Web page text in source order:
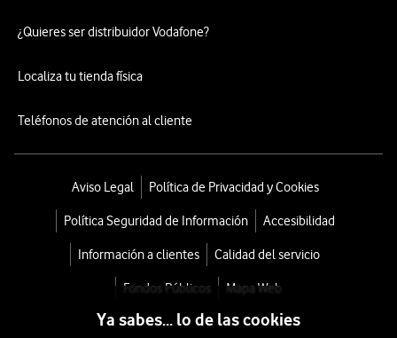
¿Quieres ser distribuidor Vodafone?
Localiza tu tienda física
Teléfonos de atención al cliente
Aviso Legal Política de Privacidad y Cookies
Política Seguridad de Información Accesibilidad
Información a clientes Calidad del servicio
Fondos Públicos Mapa Web
Ya sabes... lo de las cookies